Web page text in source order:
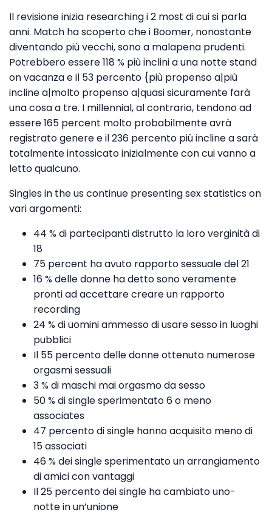
Il revisione inizia researching i 2 most di cui si parla
anni. Match ha scoperto che i Boomer, nonostante
diventando più vecchi, sono a malapena prudenti.
Potrebbero essere 118 % più inclini a una notte stand
on vacanza e il 53 percento {più propenso a|più
incline a|molto propenso a|quasi sicuramente farà
una cosa a tre. I millennial, al contrario, tendono ad
essere 165 percent molto probabilmente avrà
registrato genere e il 236 percento più incline a sarà
totalmente intossicato inizialmente con cui vanno a
letto qualcuno.
Singles in the us continue presenting sex statistics on
vari argomenti:
44 % di partecipanti distrutto la loro verginità di
18
75 percent ha avuto rapporto sessuale del 21
16 % delle donne ha detto sono veramente
pronti ad accettare creare un rapporto
recording
24 % di uomini ammesso di usare sesso in luoghi
pubblici
Il 55 percento delle donne ottenuto numerose
orgasmi sessuali
3 % di maschi mai orgasmo da sesso
50 % di single sperimentato 6 o meno
associates
47 percento di single hanno acquisito meno di
15 associati
46 % dei single sperimentato un arrangiamento
di amici con vantaggi
Il 25 percento dei single ha cambiato uno-
notte in un’unione